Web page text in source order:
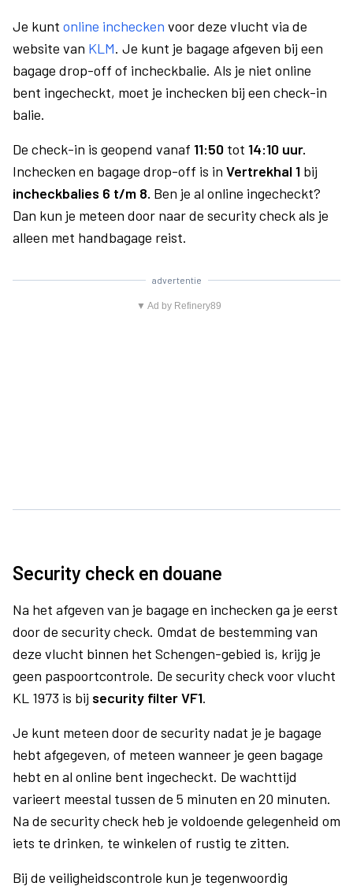
Je kunt online inchecken voor deze vlucht via de
website van KLM. Je kunt je bagage afgeven bij een
bagage drop-off of incheckbalie. Als je niet online
bent ingecheckt, moet je inchecken bij een check-in
balie.
De check-in is geopend vanaf 11:50 tot 14:10 uur.
Inchecken en bagage drop-off is in Vertrekhal 1 bij
incheckbalies 6 t/m 8. Ben je al online ingecheckt?
Dan kun je meteen door naar de security check als je
alleen met handbagage reist.
advertentie
▼ Ad by Refinery89
Security check en douane
Na het afgeven van je bagage en inchecken ga je eerst
door de security check. Omdat de bestemming van
deze vlucht binnen het Schengen-gebied is, krijg je
geen paspoortcontrole. De security check voor vlucht
KL 1973 is bij security filter VF1.
Je kunt meteen door de security nadat je je bagage
hebt afgegeven, of meteen wanneer je geen bagage
hebt en al online bent ingecheckt. De wachttijd
varieert meestal tussen de 5 minuten en 20 minuten.
Na de security check heb je voldoende gelegenheid om
iets te drinken, te winkelen of rustig te zitten.
Bij de veiligheidscontrole kun je tegenwoordig